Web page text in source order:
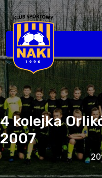
4 kolejka
2007